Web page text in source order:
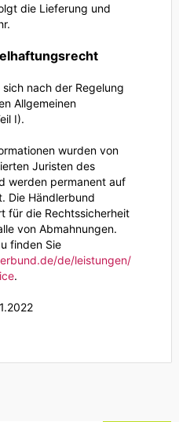
die Lieferung und
nach der Regelung
Allgemeinen
I).
wurden von
Juristen des
werden permanent auf
Die Händlerbund
für die Rechtssicherheit
von Abmahnungen.
finden Sie
de/leistungen/
.